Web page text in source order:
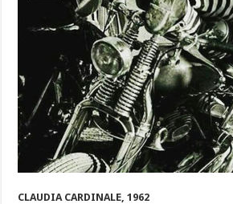
CLAUDIA CARDINALE, 1962